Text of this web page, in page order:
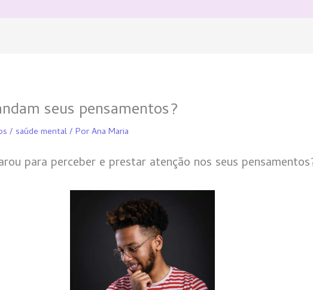
seus pensamentos?
/saúde mental/ PorAna Maria
para perceber e prestar atenção nos seus